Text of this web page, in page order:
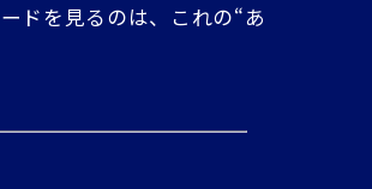
ドを見るのは、これの“あ